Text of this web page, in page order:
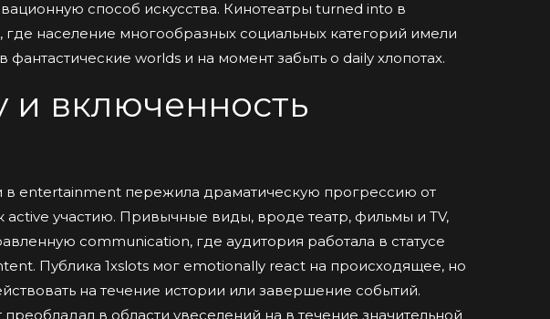
способ искусства. Кинотеатры turned into в
население многообразных социальных категорий имели
фантастические worlds и на момент забыть о daily хлопотах.
и включенность
в entertainment пережила драматическую прогрессию от
active участию. Привычные виды, вроде театр, фильмы и TV,
communication, где аудитория работала в статусе
Публика 1xslots мог emotionally react на происходящее, но
на течение истории или завершение событий.
в области увеселений на в течение значительной